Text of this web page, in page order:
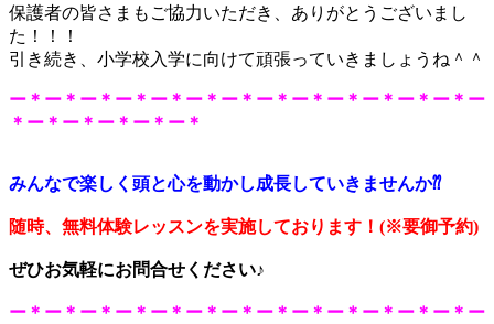
保護者の皆さまもご協力いただき、ありがとうございまし
た！！！
引き続き、小学校入学に向けて頑張っていきましょうね＾＾
ー＊ー＊ー＊ー＊ー＊ー＊ー＊ー＊ー＊ー＊ー＊ー＊ー＊ー
＊ー＊ー＊ー＊ー＊ー＊
みんなで楽しく頭と心を動かし成長していきませんか⁇
随時、無料体験レッスンを実施しております！ (※要御予約)
ぜひお気軽にお問合せください♪
ー＊ー＊ー＊ー＊ー＊ー＊ー＊ー＊ー＊ー＊ー＊ー＊ー＊ー